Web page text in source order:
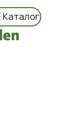
Каталог